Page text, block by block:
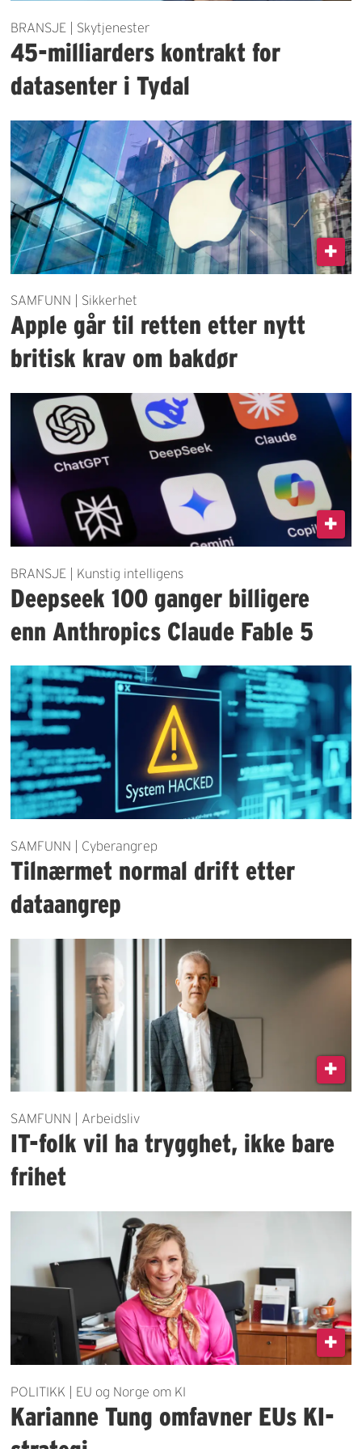
BRANSJE | Skytjenester
45-milliarders kontrakt for
datasenter i Tydal
SAMFUNN | Sikkerhet
Apple går til retten etter nytt
britisk krav om bakdør
BRANSJE | Kunstig intelligens
Deepseek 100 ganger billigere
enn Anthropics Claude Fable 5
SAMFUNN | Cyberangrep
Tilnærmet normal drift etter
dataangrep
SAMFUNN | Arbeidsliv
IT-folk vil ha trygghet, ikke bare
frihet
POLITIKK | EU og Norge om KI
Karianne Tung omfavner EUs KI-